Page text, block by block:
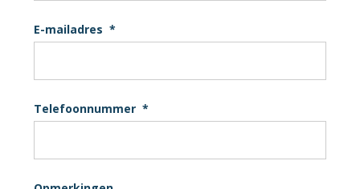
E-mailadres *
Telefoonnummer *